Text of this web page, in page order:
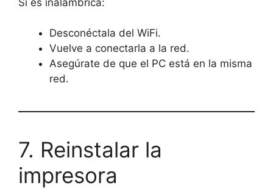
Desconéctala del WiFi.
Vuelve a conectarla a la red.
Asegúrate de que el PC está en la misma
red.
7. Reinstalar la
impresora